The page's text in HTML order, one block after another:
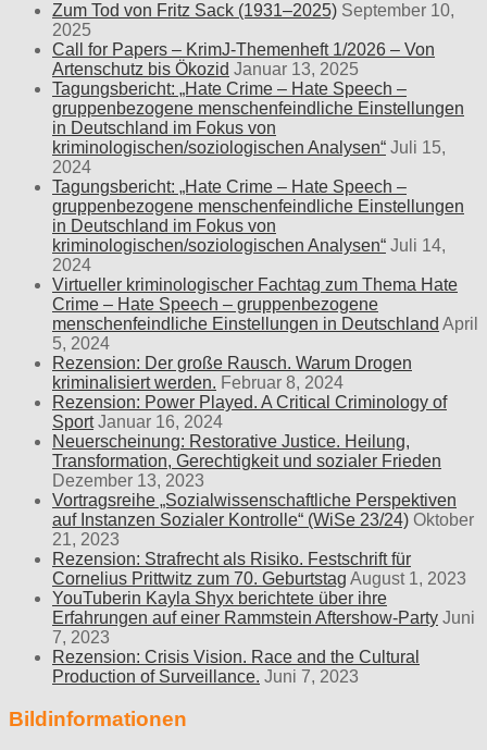
Zum Tod von Fritz Sack (1931–2025) September 10,
2025
Call for Papers – KrimJ-Themenheft 1/2026 – Von
Artenschutz bis Ökozid Januar 13, 2025
Tagungsbericht: „Hate Crime – Hate Speech –
gruppenbezogene menschenfeindliche Einstellungen
in Deutschland im Fokus von
kriminologischen/soziologischen Analysen“ Juli 15,
2024
Tagungsbericht: „Hate Crime – Hate Speech –
gruppenbezogene menschenfeindliche Einstellungen
in Deutschland im Fokus von
kriminologischen/soziologischen Analysen“ Juli 14,
2024
Virtueller kriminologischer Fachtag zum Thema Hate
Crime – Hate Speech – gruppenbezogene
menschenfeindliche Einstellungen in Deutschland April
5, 2024
Rezension: Der große Rausch. Warum Drogen
kriminalisiert werden. Februar 8, 2024
Rezension: Power Played. A Critical Criminology of
Sport Januar 16, 2024
Neuerscheinung: Restorative Justice. Heilung,
Transformation, Gerechtigkeit und sozialer Frieden
Dezember 13, 2023
Vortragsreihe „Sozialwissenschaftliche Perspektiven
auf Instanzen Sozialer Kontrolle“ (WiSe 23/24) Oktober
21, 2023
Rezension: Strafrecht als Risiko. Festschrift für
Cornelius Prittwitz zum 70. Geburtstag August 1, 2023
YouTuberin Kayla Shyx berichtete über ihre
Erfahrungen auf einer Rammstein Aftershow-Party Juni
7, 2023
Rezension: Crisis Vision. Race and the Cultural
Production of Surveillance. Juni 7, 2023
Bildinformationen